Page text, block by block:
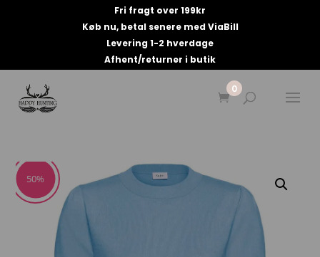
Fri fragt over 199kr
Køb nu, betal senere med ViaBill
Levering 1-2 hverdage
Afhent/returner i butik
0
50%